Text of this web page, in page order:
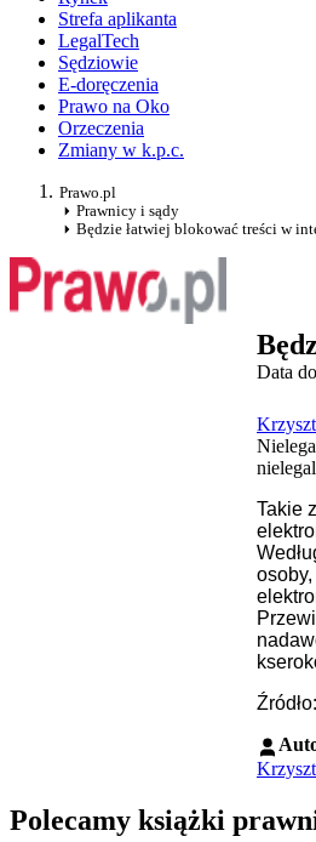
Strefa aplikanta
LegalTech
Sędziowie
E-doręczenia
Prawo na Oko
Orzeczenia
Zmiany w k.p.c.
Prawo.pl
Prawnicy i sądy
Będzie łatwiej blokować treści w
Data
Takie
Polecamy książki